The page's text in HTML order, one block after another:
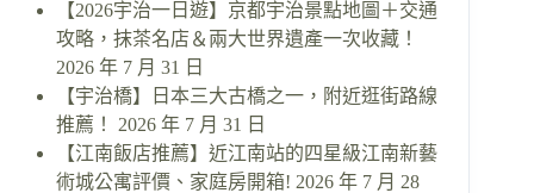
【2026宇治一日遊】京都宇治景點地圖＋交通
攻略，抹茶名店＆兩大世界遺產一次收藏！
2026 年 7 月 31 日
【宇治橋】日本三大古橋之一，附近逛街路線
推薦！
2026 年 7 月 31 日
【江南飯店推薦】近江南站的四星級江南新藝
術城公寓評價、家庭房開箱! 2026 年 7 月 28